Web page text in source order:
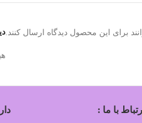
برای این محصول دیدگاه ارسال کنند.
ارتباط با ما :